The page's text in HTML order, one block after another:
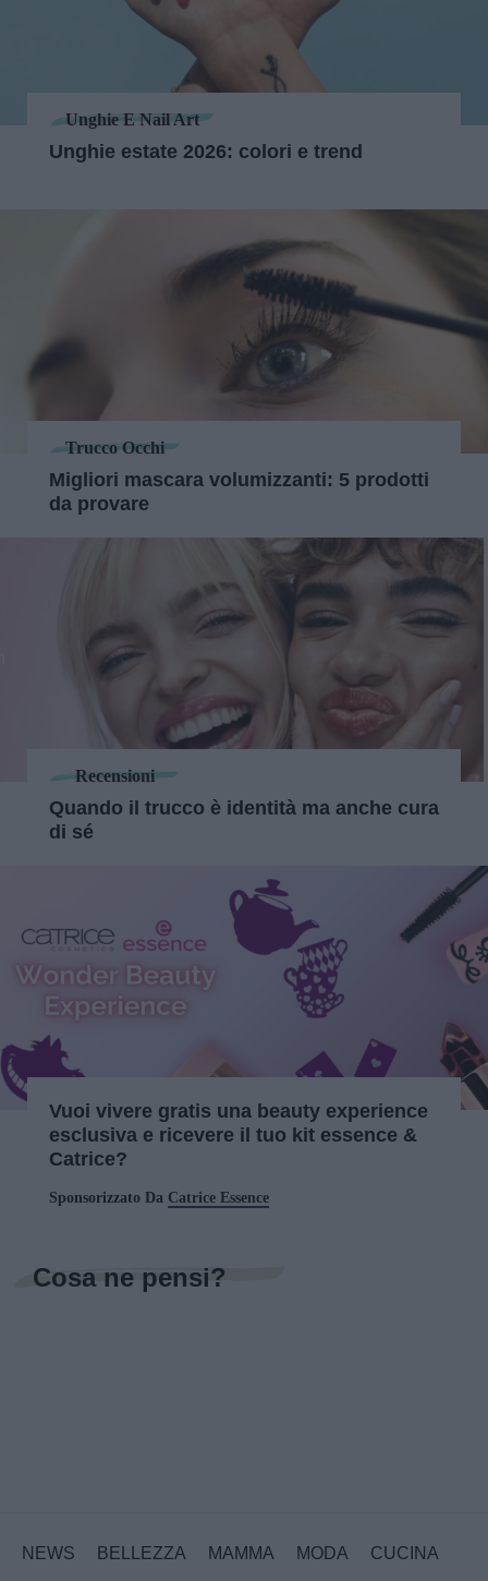
Unghie E Nail Art
Unghie estate 2026: colori e trend
Trucco Occhi
Migliori mascara volumizzanti: 5 prodotti
da provare
Recensioni
Quando il trucco è identità ma anche cura
di sé
Vuoi vivere gratis una beauty experience
esclusiva e ricevere il tuo kit essence &
Catrice?
Sponsorizzato Da Catrice Essence
Cosa ne pensi?
NEWS BELLEZZA MAMMA MODA CUCINA